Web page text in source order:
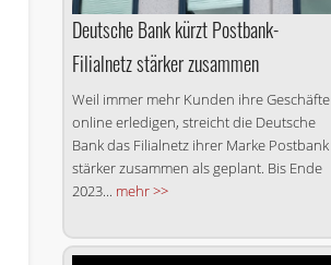
Deutsche Bank kürzt Postbank-
Filialnetz stärker zusammen
Weil immer mehr Kunden ihre Geschäfte
online erledigen, streicht die Deutsche
Bank das Filialnetz ihrer Marke Postbank
stärker zusammen als geplant. Bis Ende
2023... mehr >>